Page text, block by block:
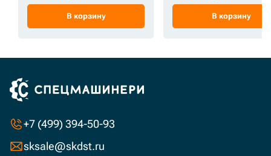
В корзину В корзину
+7 (499) 394-50-93
sksale@skdst.ru